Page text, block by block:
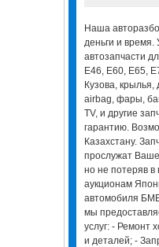
Наша
деньги и
автозапчасти
E46, E60, E65,
Кузова,
airbag, фары,
TV, и другие
гарантию.
Казахстану.
прослужат
но не потеряв в
аукционам
автомобиля
мы
услуг: - Ремонт
и деталей; -